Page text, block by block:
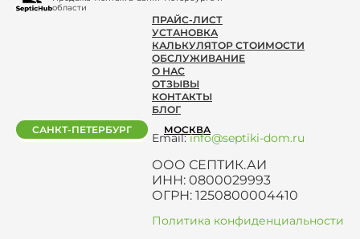
области
ПРАЙС-ЛИСТ
УСТАНОВКА
КАЛЬКУЛЯТОР СТОИМОСТИ
ОБСЛУЖИВАНИЕ
О НАС
ОТЗЫВЫ
КОНТАКТЫ
БЛОГ
Email:info@septiki-dom.ru
ООО СЕПТИК.АИ
ИНН: 0800029993
ОГРН: 1250800004410
Политика конфиденциальности
САНКТ-ПЕТЕРБУРГ МОСКВА